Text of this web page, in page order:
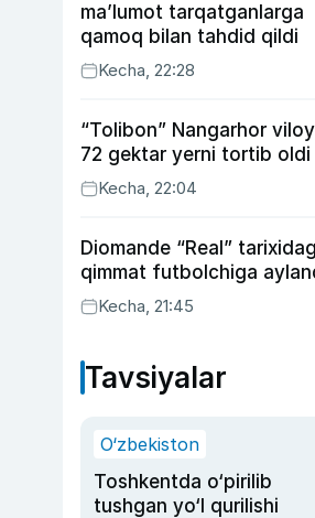
ma’lumot tarqatganlarga
qamoq bilan tahdid qildi
Kecha, 22:28
“Tolibon” Nangarhor
72 gektar yerni tortib oldi
Kecha, 22:04
Diomande “Real”
qimmat futbolchiga
Kecha, 21:45
Tavsiyalar
O‘zbekiston
Toshkentda o‘pirilib
tushgan yo‘l qurilishi